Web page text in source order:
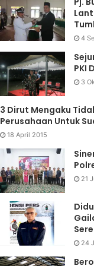
4
PKI
3
3 Dirut Mengaku
Perusahaan Untuk
18 April 2015
21
24